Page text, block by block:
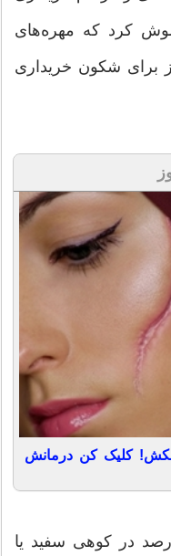
كرد كه مهره‌های
برای شكون خریداری
کلیک کن درمانش
سفال از 70 تا 80 درصد در كوهی سفید یا